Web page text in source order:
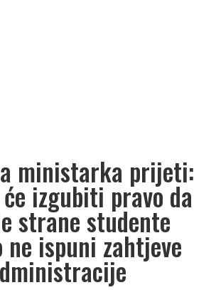
ministarka prijeti:
izgubiti pravo da
strane studente
ispuni zahtjeve